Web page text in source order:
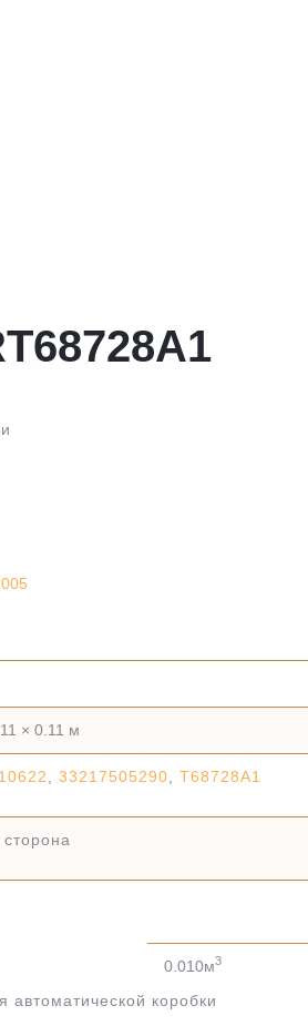
× 0.11 м
33217505290 T68728A1
0.010м3
коробки